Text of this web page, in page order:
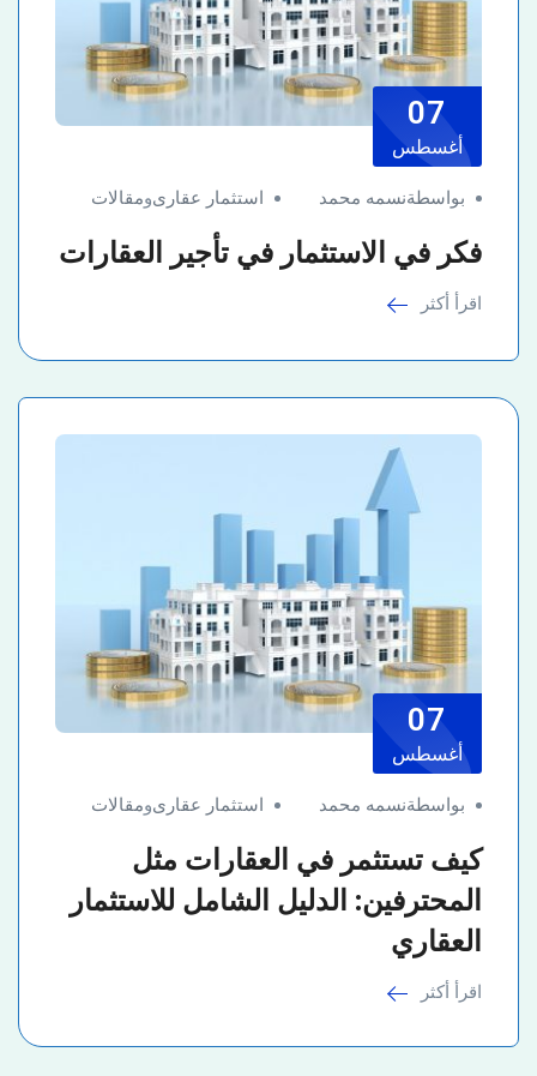
07
أغسطس
بواسطةنسمه محمد استثمار عقارىومقالات
فكر في الاستثمار في تأجير العقارات
اقرأ أكثر
07
أغسطس
بواسطةنسمه محمد استثمار عقارىومقالات
كيف تستثمر في العقارات مثل
المحترفين: الدليل الشامل للاستثمار
العقاري
اقرأ أكثر